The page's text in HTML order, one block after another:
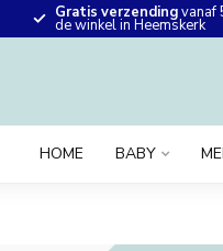
Gratis verzendingvanaf
de winkel in Heemskerk
HOME BABY